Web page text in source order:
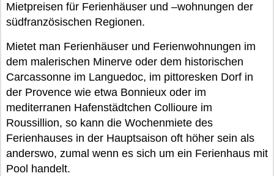
Mietpreisen für Ferienhäuser und –wohnungen der
südfranzösischen Regionen.
Mietet man Ferienhäuser und Ferienwohnungen im
dem malerischen Minerve oder dem historischen
Carcassonne im Languedoc, im pittoresken Dorf in
der Provence wie etwa Bonnieux oder im
mediterranen Hafenstädtchen Collioure im
Roussillion, so kann die Wochenmiete des
Ferienhauses in der Hauptsaison oft höher sein als
anderswo, zumal wenn es sich um ein Ferienhaus mit
Pool handelt.